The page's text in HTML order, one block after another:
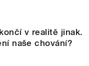
v realitě jinak.
naše chování?